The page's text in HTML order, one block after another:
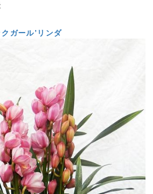
ガール’リンダ